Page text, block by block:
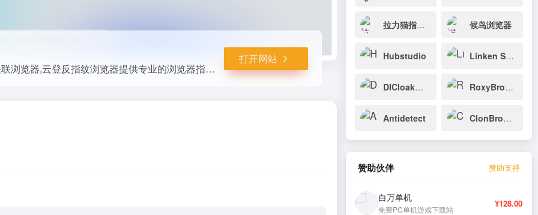
为跨境多业务提供账号矩阵,店铺多开的电商防关联浏览器,云登反指纹浏览器提供专业的浏览器指纹,指纹浏览器下载实现一台电脑多开浏览器分身,RPA机器人等自动化操作功能,还可支持高效的团队协作实现全链路赋能广泛业务高速增长,一个让您省心、更省钱的超级浏览器。
打开网站
拉力猫指纹浏览器 候鸟浏览器
Hubstudio Linken Sphere
DICloak指纹浏览器 RoxyBrowser
Antidetect ClonBrowser
赞助伙伴 赞助支持
白万单机
免费PC单机游戏下载站
¥128.00